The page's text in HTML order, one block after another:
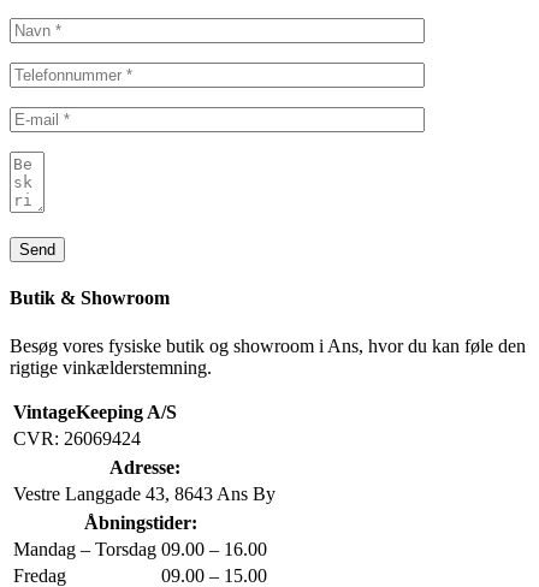
Butik & Showroom
Besøg vores fysiske butik og showroom i Ans, hvor du kan føle den
rigtige vinkælderstemning.
VintageKeeping A/S
CVR: 26069424
Adresse:
Vestre Langgade 43, 8643 Ans By
Åbningstider:
Mandag – Torsdag 09.00 – 16.00
Fredag
09.00 – 15.00